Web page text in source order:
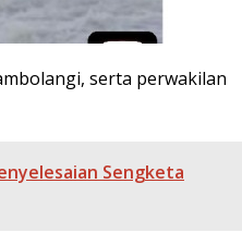
serta perwakilan
Sengketa